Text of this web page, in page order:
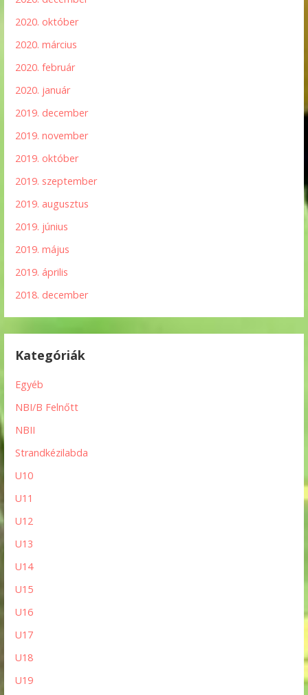
2020. október
2020. március
2020. február
2020. január
2019. december
2019. november
2019. október
2019. szeptember
2019. augusztus
2019. június
2019. május
2019. április
2018. december
Kategóriák
Egyéb
NBI/B Felnőtt
NBII
Strandkézilabda
U10
U11
U12
U13
U14
U15
U16
U17
U18
U19